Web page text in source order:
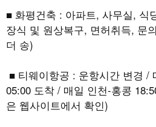
■ 화평건축 : 아파트, 사무실, 식
장식 및 원상복구, 면허취득, 문
더 송)
■ 티웨이항공 : 운항시간 변경 /
05:00 도착 / 매일 인천-홍콩
은 웹사이트에서 확인)